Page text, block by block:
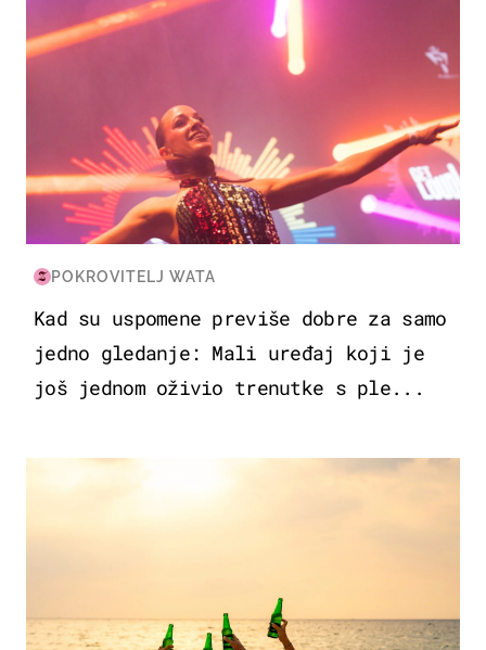
POKROVITELJ WATA
Kad su uspomene previše dobre za samo
jedno gledanje: Mali uređaj koji je
još jednom oživio trenutke s ple...